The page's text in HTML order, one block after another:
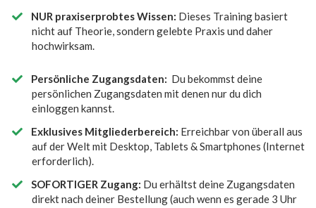
NUR praxiserprobtes Wissen: Dieses Training basiert
nicht auf Theorie, sondern gelebte Praxis und daher
hochwirksam.
Persönliche Zugangsdaten: Du bekommst deine
persönlichen Zugangsdaten mit denen nur du dich
einloggen kannst.
Exklusives Mitgliederbereich: Erreichbar von überall aus
auf der Welt mit Desktop, Tablets & Smartphones (Internet
erforderlich).
SOFORTIGER Zugang: Du erhältst deine Zugangsdaten
direkt nach deiner Bestellung (auch wenn es gerade 3 Uhr